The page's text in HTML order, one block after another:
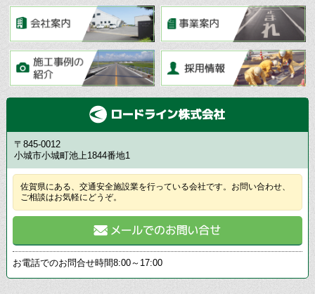
〒845-0012
小城市小城町池上1844番地1
佐賀県にある、交通安全施設業を行っている会社です。お問い合わせ、
ご相談はお気軽にどうぞ。
お電話でのお問合せ時間8:00～17:00